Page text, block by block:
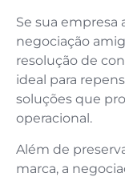
Se sua empresa
negociação
resolução de
ideal para
soluções que
operacional.
Além de
marca, a